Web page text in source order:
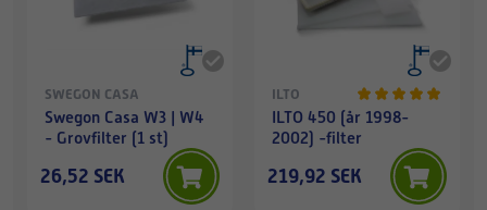
SWEGON CASA
Swegon Casa W3 | W4
- Grovfilter (1 st)
26,52 SEK
ILTO
ILTO 450 (år 1998-
2002) -filter
219,92 SEK